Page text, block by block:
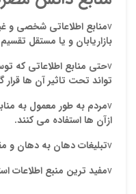
vمنابع اطلاعاتی شخصی و
بازاریابان و یا مستقل
vحتی منابع اطلاعاتی که
تواند تحت تاثیر آن ها قرار
vمردم به طور معمول به
ازآن ها استفاده می کنند.
vتبلیغات دهان به دهان و
vمفید ترین منبع